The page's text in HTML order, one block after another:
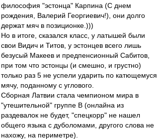
философия "эстонца" Карпина (С днем
рождения, Валерий Георгиевич!), они долго
держат мяч в позиционке.)))
Но в итоге, сказался класс, у латышей были
свои Видич и Титов, у эстонцев всего лишь
безусый Макеев и предпенсионный Сабитов,
при том что эстонцы (и смешно, и грустно)
только раз 5 не успели ударить по катющемуся
мячу, поданному с углового.
Сборная Латвии стала чемпионом мира в
"утешительной" группе В (онлайна из
раздевалок не будет, "спецкорр" не нашел
общего языка с дуболомами, другого слова не
нахожу, на периметре).